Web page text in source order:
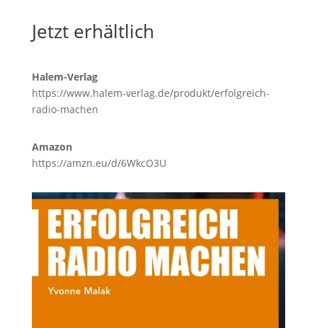
Jetzt erhältlich
Halem-Verlag
https://www.halem-verlag.de/produkt/erfolgreich-
radio-machen
Amazon
https://amzn.eu/d/6WkcO3U